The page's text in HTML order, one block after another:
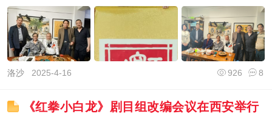
洛沙2025-4-16 8
926
《红拳小白龙》剧目组改编会议在西安举行